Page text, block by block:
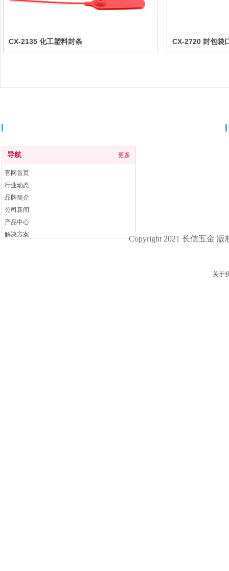
CX-2135 化工塑料封条 CX-2720 封包袋
导航 更多
官网首页
行业动态
品牌简介
公司新闻
产品中心
解决方案
Copyright 2021 长信五金
关于